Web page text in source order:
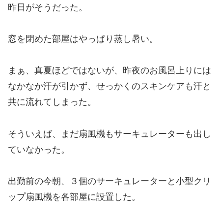
昨日がそうだった。
窓を閉めた部屋はやっぱり蒸し暑い。
まぁ、真夏ほどではないが、昨夜のお風呂上りには
なかなか汗が引かず、せっかくのスキンケアも汗と
共に流れてしまった。
そういえば、まだ扇風機もサーキュレーターも出し
ていなかった。
出勤前の今朝、３個のサーキュレーターと小型クリ
ップ扇風機を各部屋に設置した。